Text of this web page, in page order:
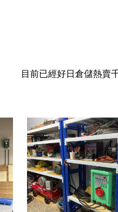
目前已經好日倉儲熱賣